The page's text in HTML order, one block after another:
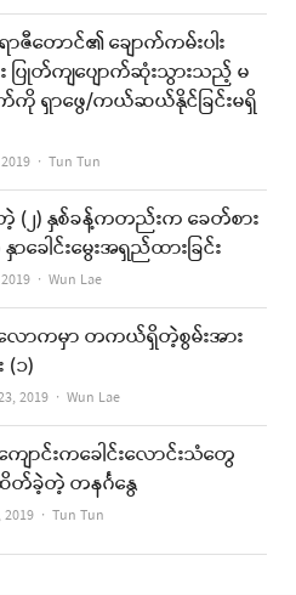
ာဇီတောင်၏ ချောက်ကမ်းပါး
ပြုတ်ကျပျောက်ဆုံးသွားသည့် မ
ရှာဖွေ/ကယ်ဆယ်နိုင်ခြင်းမရှိ
Author
Tun Tun
(၂) နှစ်ခန့်ကတည်းက ခေတ်စား
ခေါင်းမွေးအရှည်ထားခြင်း
Author
Wun Lae
ောကမှာ တကယ်ရှိတဲ့စွမ်းအား
(၁)
2019 Author
Wun Lae
ျောင်းကခေါင်းလောင်းသံတွေ
ခဲ့တဲ့ တနင်္ဂနွေ
Author
Tun Tun